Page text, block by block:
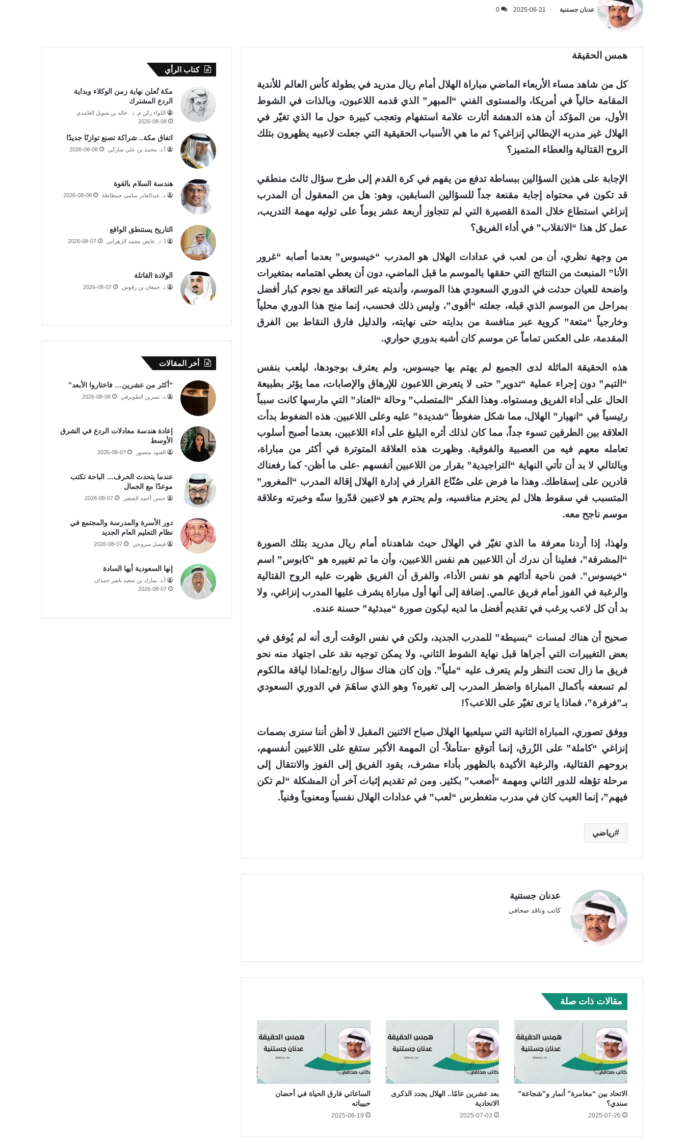
عدنان جستنية 2025-06-21
0
همس الحقيقة
كل من شاهد مساء الأربعاء الماضي مباراة الهلال أمام ريال مدريد في بطولة كأس العالم للأندية
المقامة حالياً في أمريكا، والمستوى الفني “المبهر” الذي قدمه اللاعبون، وبالذات في الشوط
الأول، من المؤكد أن هذه الدهشة أثارت علامة استفهام وتعجب كبيرة حول ما الذي تغيّر في
الهلال غير مدربه الإيطالي إنزاغي؟ ثم ما هي الأسباب الحقيقية التي جعلت لاعبيه يظهرون بتلك
الروح القتالية والعطاء المتميز؟
الإجابة على هذين السؤالين ببساطة تدفع من يفهم في كرة القدم إلى طرح سؤال ثالث منطقي
قد تكون في محتواه إجابة مقنعة جداً للسؤالين السابقين، وهو: هل من المعقول أن المدرب
إنزاغي استطاع خلال المدة القصيرة التي لم تتجاوز أربعة عشر يوماً على توليه مهمة التدريب،
عمل كل هذا “الانقلاب” في أداء الفريق؟
من وجهة نظري، أن من لعب في عدادات الهلال هو المدرب “خيسوس” بعدما أصابه “غرور
الأنا” المنبعث من النتائج التي حققها بالموسم ما قبل الماضي، دون أن يعطي اهتمامه بمتغيرات
واضحة للعيان حدثت في الدوري السعودي هذا الموسم، وأنديته عبر التعاقد مع نجوم كبار أفضل
بمراحل من الموسم الذي قبله، جعلته “أقوى”، وليس ذلك فحسب، إنما منح هذا الدوري محلياً
وخارجياً “متعة” كروية عبر منافسة من بدايته حتى نهايته، والدليل فارق النقاط بين الفرق
المقدمة، على العكس تماماً عن موسم كان أشبه بدوري حواري.
هذه الحقيقة الماثلة لدى الجميع لم يهتم بها جيسوس، ولم يعترف بوجودها، ليلعب بنفس
“التيم” دون إجراء عملية “تدوير” حتى لا يتعرض اللاعبون للإرهاق والإصابات، مما يؤثر بطبيعة
الحال على أداء الفريق ومستواه. وهذا الفكر “المتصلب” وحالة “العناد” التي مارسها كانت سبباً
رئيسياً في “انهيار” الهلال، مما شكل ضغوطاً “شديدة” عليه وعلى اللاعبين. هذه الضغوط بدأت
العلاقة بين الطرفين تسوء جداً، مما كان لذلك أثره البليغ على أداء اللاعبين، بعدما أصبح أسلوب
تعامله معهم فيه من العصبية والفوقية. وظهرت هذه العلاقة المتوترة في أكثر من مباراة،
وبالتالي لا بد أن تأتي النهاية “التراجيدية” بقرار من اللاعبين أنفسهم -على ما أظن- كما رفعناك
قادرين على إسقاطك. وهذا ما فرض على صُنّاع القرار في إدارة الهلال إقالة المدرب “المغرور”
المتسبب في سقوط هلال لم يحترم منافسيه، ولم يحترم هو لاعبين قدّروا سنّه وخبرته وعلاقة
موسم ناجح معه.
ولهذا، إذا أردنا معرفة ما الذي تغيّر في الهلال حيث شاهدناه أمام ريال مدريد بتلك الصورة
“المشرفة”، فعلينا أن ندرك أن اللاعبين هم نفس اللاعبين، وأن ما تم تغييره هو “كابوس” اسم
“خيسوس”. فمن ناحية أدائهم هو نفس الأداء، والفرق أن الفريق ظهرت عليه الروح القتالية
والرغبة في الفوز أمام فريق عالمي. إضافة إلى أنها أول مباراة يشرف عليها المدرب إنزاغي، ولا
بد أن كل لاعب يرغب في تقديم أفضل ما لديه ليكون صورة “مبدئية” حسنة عنده.
صحيح أن هناك لمسات “بسيطة” للمدرب الجديد، ولكن في نفس الوقت أرى أنه لم يُوفق في
بعض التغييرات التي أجراها قبل نهاية الشوط الثاني، ولا يمكن توجيه نقد على اجتهاد منه نحو
فريق ما زال تحت النظر ولم يتعرف عليه “ملياً”. وإن كان هناك سؤال رابع:لماذا لياقة مالكوم
لم تسعفه بأكمال المباراة واضطر المدرب إلى تغيره؟ وهو الذي ساهَمَ في الدوري السعودي
بـ”فرفرة”، فماذا يا ترى تغيّر على اللاعب؟!
ووفق تصوري، المباراة الثانية التي سيلعبها الهلال صباح الاثنين المقبل لا أظن أننا سنرى بصمات
إنزاغي “كاملة” على الزُرق، إنما أتوقع -متأملاً- أن المهمة الأكبر ستقع على اللاعبين أنفسهم،
بروحهم القتالية، والرغبة الأكيدة بالظهور بأداء مشرف، يقود الفريق إلى الفوز والانتقال إلى
مرحلة تؤهله للدور الثاني ومهمة “أصعب” بكثير. ومن ثم تقديم إثبات آخر أن المشكلة “لم تكن
فيهم”، إنما العيب كان في مدرب متغطرس “لعب” في عدادات الهلال نفسياً ومعنوياً وفنياً.
رياضي
عدنان جستنية
كاتب وناقد صحافي
مقالات ذات صلة
الاتحاد بين “مغامرة” أنمار و”شجاعة”
سندي؟
2025-07-26
بعد عشرين عامًا.. الهلال يجدد الذكرى
الاتحادية
2025-07-03
الساعاتي فارق الحياة في أحضان
حبيباته
2025-06-19
كتاب الرأي
مكة تُعلن نهاية زمن الوكلاء وبداية
الردع المشترك
اللواء ركن م. د . خالد بن شويل الغامدي
2026-08-08
اتفاق مكة.. شراكة تصنع توازنًا جديدًا
أ.د. محمد بن علي مباركي 2026-08-08
هندسة السلام بالقوة
د. عبدالقادر سامي حنبظاظة 2026-08-08
التاريخ يستنطق الواقع
أ. د. عايض محمد الزهراني 2026-08-07
الولادة القاتلة
د. جمعان بن رقوش 2026-08-07
أخر المقالات
“أكثر من عشرين… فاختاروا الأبعد”
د. نسرين الطويرقي 2026-08-08
إعادة هندسة معادلات الردع في الشرق
الأوسط
العنود منصور 2026-08-07
عندما يتحدث الحرف… الباحة تكتب
موعدًا مع الجمال
حسن أحمد الصغير 2026-08-07
دور الأسرة والمدرسة والمجتمع في
نظام التعليم العام الجديد
فيصل سروجي 2026-08-07
إنها السعودية أيها السادة
أ.د. مبارك بن سعيد ناصر حمدان
2026-08-07